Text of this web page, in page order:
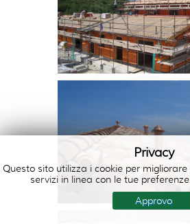
Privacy
Questo sito utilizza i cookie per
servizi in linea con le tue
Approvo